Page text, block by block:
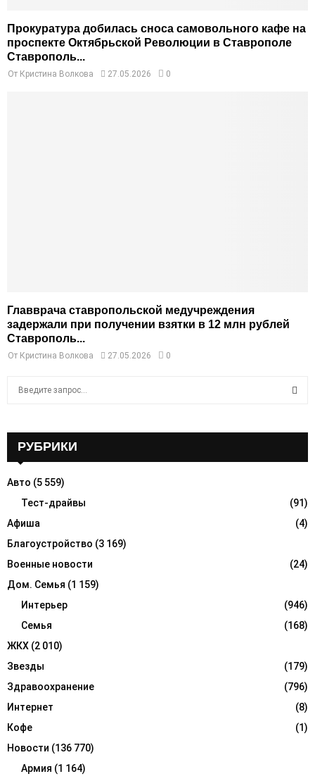
Прокуратура добилась сноса самовольного кафе на
проспекте Октябрьской Революции в Ставрополе
Ставрополь...
От Кристина Волкова 27.05.2026 0
Главврача ставропольской медучреждения
задержали при получении взятки в 12 млн рублей
Ставрополь...
От Кристина Волкова 27.05.2026 0
o
R
C
H
РУБРИКИ
Авто (5 559)
Тест-драйвы
(91)
Афиша
(4)
Благоустройство (3 169)
Военные новости
(24)
Дом. Семья (1 159)
Интерьер
(946)
Семья
(168)
ЖКХ (2 010)
Звезды
(179)
Здравоохранение
(796)
Интернет
(8)
Кофе
(1)
Новости (136 770)
Армия (1 164)